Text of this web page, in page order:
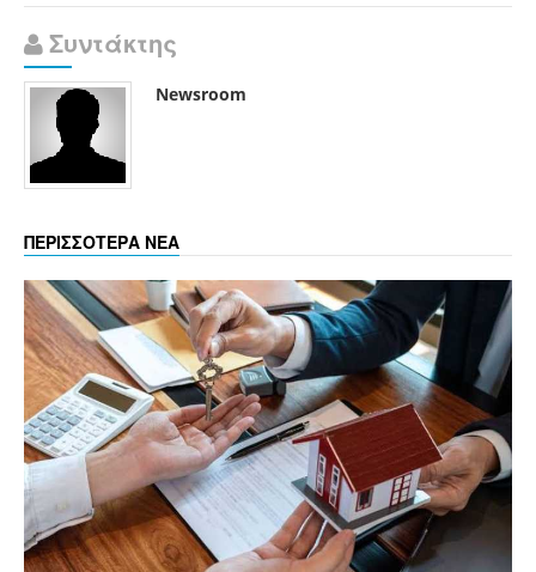
Συντάκτης
Newsroom
ΠΕΡΙΣΣΟΤΕΡΑ ΝΕΑ